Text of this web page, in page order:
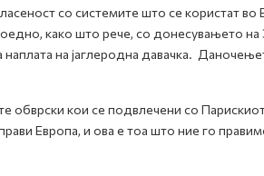
со системите што се користат
како што рече, со донесувањето
на јаглеродна давачка.
обврски кои се подвлечени со
го прави Европа, и ова е тоа